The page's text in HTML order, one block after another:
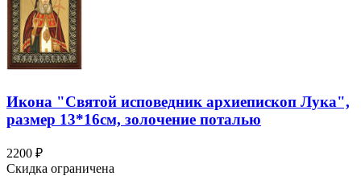
Икона "Святой исповедник архиепископ Лука",
размер 13*16см, золочение поталью
2200 ₽
Скидка ограничена